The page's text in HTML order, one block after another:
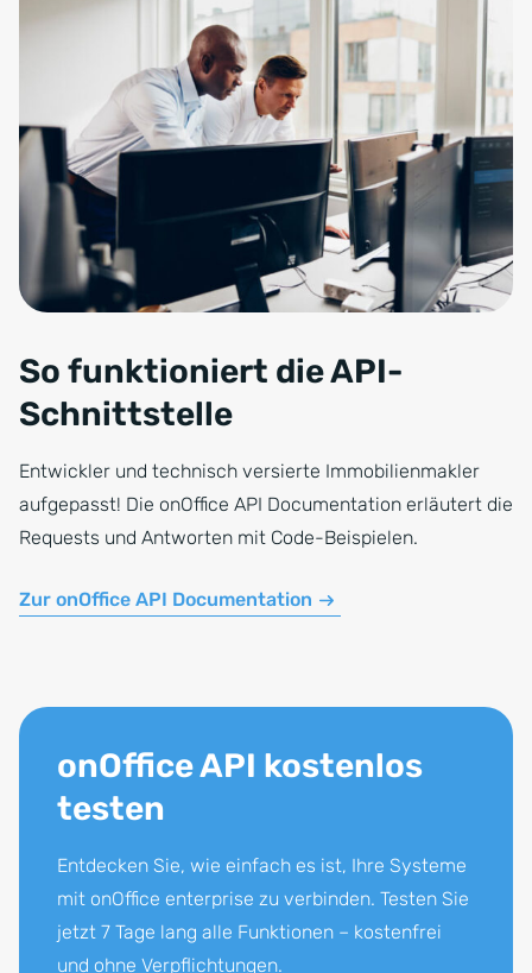
So funktioniert die API-
Schnittstelle
Entwickler und technisch versierte Immobilienmakler
aufgepasst! Die onOffice API Documentation erläutert die
Requests und Antworten mit Code-Beispielen.
Zur onOffice API Documentation
onOffice API kostenlos
testen
Entdecken Sie, wie einfach es ist, Ihre Systeme
mit onOffice enterprise zu verbinden. Testen Sie
jetzt 7 Tage lang alle Funktionen – kostenfrei
und ohne Verpflichtungen.